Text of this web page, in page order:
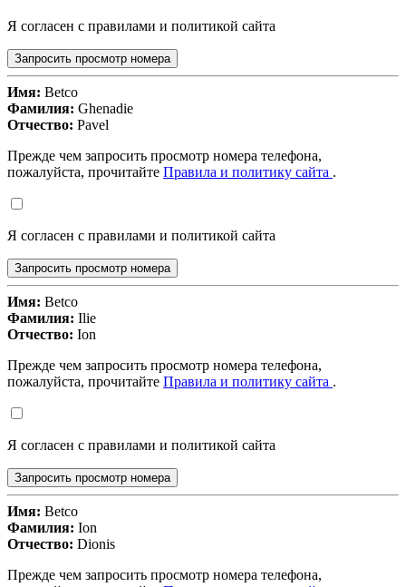
Я согласен с правилами и политикой сайта
Запросить просмотр номера
Имя: Betco
Фамилия: Ghenadie
Отчество: Pavel
Прежде чем запросить просмотр номера телефона,
пожалуйста, прочитайте Правила и политику сайта .
Я согласен с правилами и политикой сайта
Запросить просмотр номера
Имя: Betco
Фамилия: Ilie
Отчество: Ion
Прежде чем запросить просмотр номера телефона,
пожалуйста, прочитайте Правила и политику сайта .
Я согласен с правилами и политикой сайта
Запросить просмотр номера
Имя: Betco
Фамилия: Ion
Отчество: Dionis
Прежде чем запросить просмотр номера телефона,